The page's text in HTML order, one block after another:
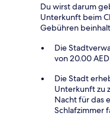
Du wirst darum
Unterkunft beim
Gebühren
Die
von 20.00
Die Stadt
Unterkunft zu
Nacht für das
Schlafzimmer